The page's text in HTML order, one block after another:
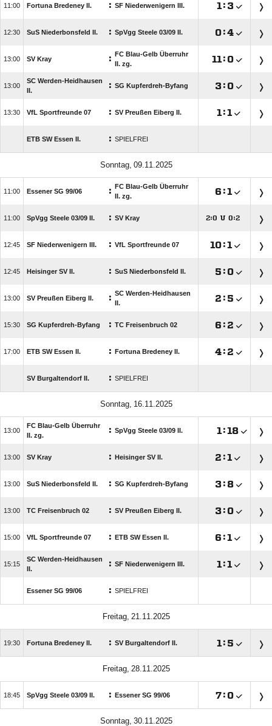
 Fortuna Bredeney II. : SF Niederwenigern III.  : 
 SuS Niederbonsfeld II. : SpVgg Steele 03/​09 II. :
 SV Kray : FC Blau-Gelb Überruhr
II. zg.
 : 

SC Werden-Heidhausen
II.
: SG Kupferdreh-Byfang : 
 VfL Sportfreunde 07 : SV Preußen Eiberg II.  :
ETB SW Essen II. : SPIELFREI
 
 Essener SG 99/​06 : FC Blau-Gelb Überruhr
II. zg.
 :
 SpVgg Steele 03/​09 II. : SV Kray : U :
 SF Niederwenigern III. : VfL Sportfreunde 07 :
 Heisinger SV II. : SuS Niederbonsfeld II.  : 
 SV Preußen Eiberg II. : SC Werden-Heidhausen
II.
 : 
 SG Kupferdreh-Byfang : TC Freisenbruch 02  : 
 ETB SW Essen II. : Fortuna Bredeney II. : 
SV Burgaltendorf II. : SPIELFREI
 

FC Blau-Gelb Überruhr
II. zg.
: SpVgg Steele 03/​09 II.  :
 SV Kray : Heisinger SV II.  :
 SuS Niederbonsfeld II. : SG Kupferdreh-Byfang : 
 TC Freisenbruch 02 : SV Preußen Eiberg II. : 
 VfL Sportfreunde 07 : ETB SW Essen II.  :

SC Werden-Heidhausen
II.
: SF Niederwenigern III.  :
Essener SG 99/​06 : SPIELFREI
 
 Fortuna Bredeney II. : SV Burgaltendorf II.  : 
 
 SpVgg Steele 03/​09 II. : Essener SG 99/​06 : 
 